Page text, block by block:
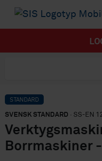
STANDARD
SVENSK STANDARD · SS-EN
Borrmaskiner